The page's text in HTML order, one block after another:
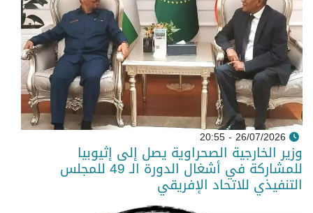
26/07/2026 - 20:55
وزير الخارجية الصحراوية يصل إلى إثيوبيا
للمشاركة في أشغال الدورة الـ 49 للمجلس
التنفيذي للاتحاد الإفريقي